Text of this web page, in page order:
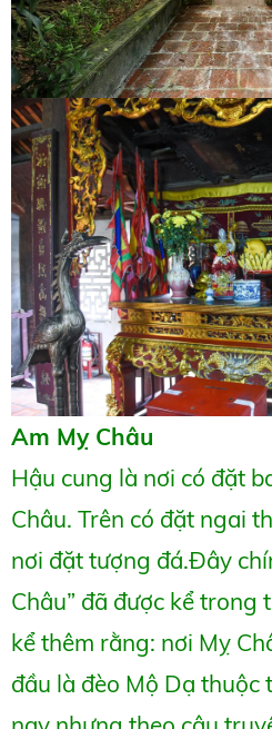
Am Mỵ Châu
Hậu cung là nơi có đặt
Châu. Trên có đặt ngai
nơi đặt tượng đá.Đây
Châu” đã được kể trong
kể thêm rằng: nơi Mỵ
đầu là đèo Mộ Dạ